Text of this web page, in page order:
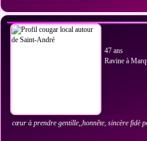
47 ans
Ravine à
cœur à prendre gentille,,honnête, sincère fidè